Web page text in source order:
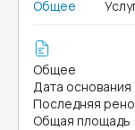
Общее
Общее
Дата основания
Последняя
Общая площадь :